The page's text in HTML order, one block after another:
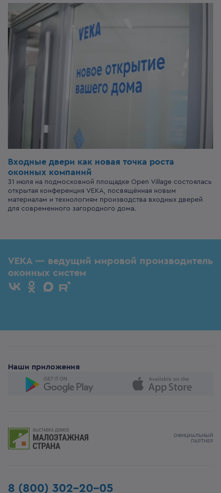
Входные двери как новая точка роста
оконных компаний
31 июля на подмосковной площадке Open Village состоялась
открытая конференция VEKA, посвящённая новым
материалам и технологиям производства входных дверей
для современного загородного дома.
VEKA — ведущий мировой производитель
оконных систем
Наши приложения
8 (800) 302-20-05
ОФИЦИАЛЬНЫЙ
ПАРТНЕР